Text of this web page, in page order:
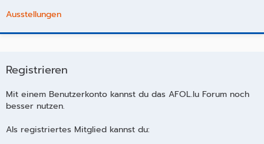
Ausstellungen
Registrieren
Mit einem Benutzerkonto kannst du das AFOL.lu Forum noch
besser nutzen.
Als registriertes Mitglied kannst du: